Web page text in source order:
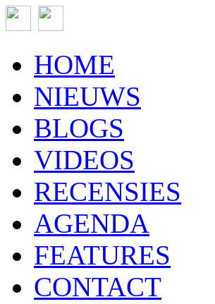
HOME
NIEUWS
BLOGS
VIDEOS
RECENSIES
AGENDA
FEATURES
CONTACT